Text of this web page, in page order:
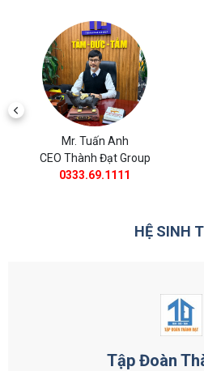
Mr. Tuấn Anh
CEO Subasa Group
0902.088.558
HỆ SINH
Tập Đoàn